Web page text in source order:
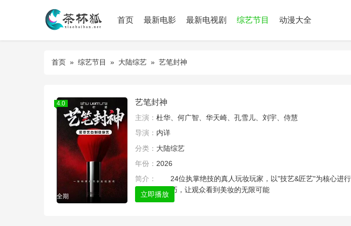
首页 最新电影 最新电视剧 综艺节目 动漫大全
首页 » 综艺节目 » 大陆综艺 » 艺笔封神
4.0
全期
艺笔封神
主演： 杜华、何广智、华天崎、孔雪儿、刘宇、侍慧
导演： 内详
分类： 大陆综艺
年份： 2026
简介：
24位执掌绝技的真人玩妆玩家，以"技艺&匠艺"为核心进行
展现创美技巧，让观众看到美妆的无限可能
立即播放